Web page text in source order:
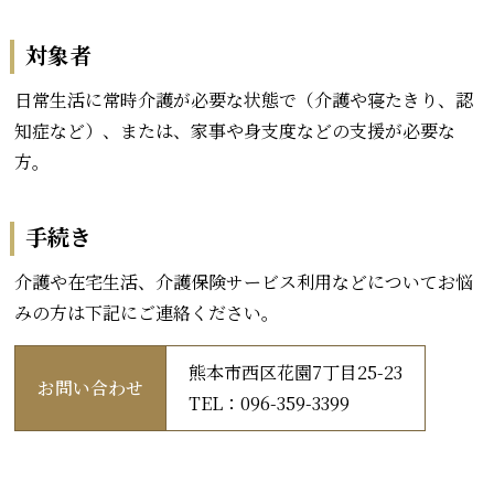
対象者
日常生活に常時介護が必要な状態で（介護や寝たきり、認
知症など）、または、家事や身支度などの支援が必要な
方。
手続き
介護や在宅生活、介護保険サービス利用などについてお悩
みの方は下記にご連絡ください。
お問い合わせ
熊本市西区花園7丁目25-23
TEL：096-359-3399